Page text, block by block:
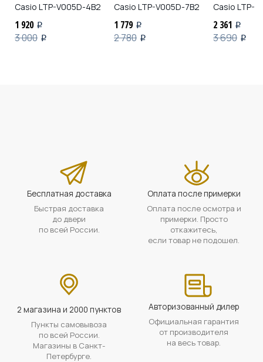
Casio LTP-V005D-4B2
1 920 i
3 000 i
Casio LTP-V005D-7B2
1 779 i
2 780 i
Casio LTP-
2 361 i
3 690 i
Бесплатная доставка
Быстрая доставка
до двери
по всей России.
Оплата после примерки
Оплата после осмотра и
примерки. Просто
откажитесь,
если товар не подошел.
2 магазина и 2000 пунктов
Пункты самовывоза
по всей России.
Магазины в Санкт-
Петербурге.
Авторизованный дилер
Официальная гарантия
от производителя
на весь товар.